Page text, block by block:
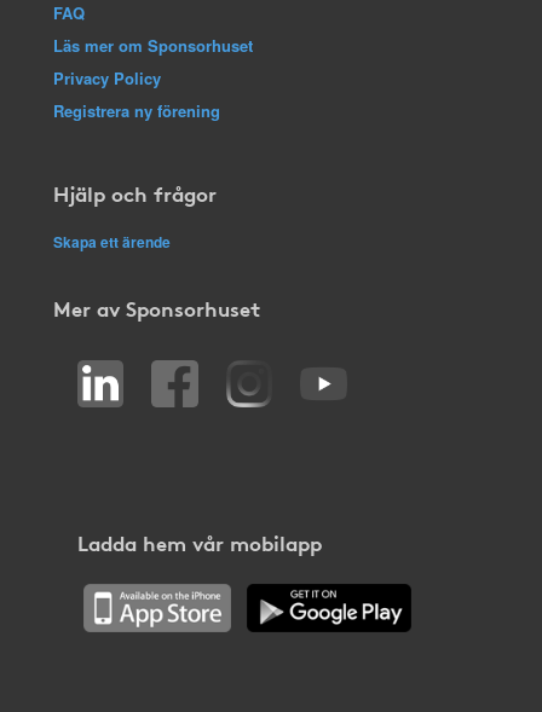
FAQ
Läs mer om Sponsorhuset
Privacy Policy
Registrera ny förening
Hjälp och frågor
Skapa ett ärende
Mer av Sponsorhuset
Ladda hem vår mobilapp